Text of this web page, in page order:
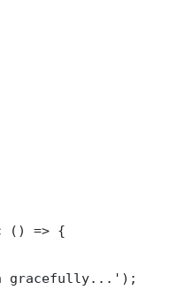
() => {
gracefully...');